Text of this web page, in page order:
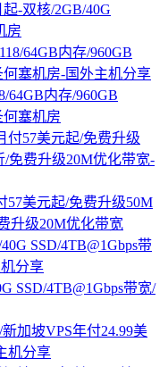
起-双核/2GB/40G
房
64GB内存/960GB
何塞机房
57美元起/免费升级50M
升级20M优化带宽
SSD/4TB@1Gbps带宽/